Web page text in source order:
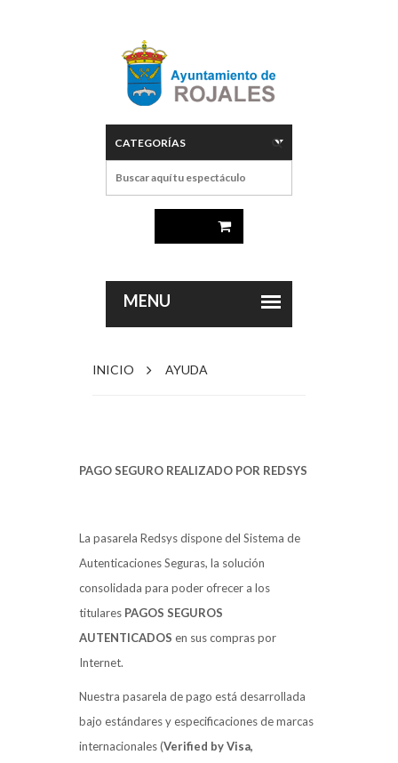
INICIO AYUDA
PAGO SEGURO REALIZADO POR REDSYS
La pasarela Redsys dispone del Sistema de
Autenticaciones Seguras, la solución
consolidada para poder ofrecer a los
titulares PAGOS SEGUROS
AUTENTICADOS en sus compras por
Internet.
Nuestra pasarela de pago está desarrollada
bajo estándares y especificaciones de marcas
internacionales (Verified by Visa,